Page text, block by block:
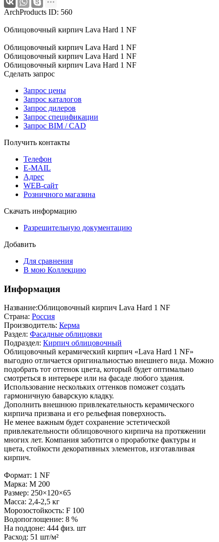
ArchProducts ID: 560
Облицовочный кирпич Lava Hard 1 NF
Облицовочный кирпич Lava Hard 1 NF
Облицовочный кирпич Lava Hard 1 NF
Облицовочный кирпич Lava Hard 1 NF
Сделать запрос
Запрос цены
Запрос каталогов
Запрос дилеров
Запрос спецификации
Запрос BIM / CAD
Получить контакты
Телефон
E-MAIL
Адрес
WEB-сайт
Розничного магазина
Скачать информацию
Разрешительную документацию
Добавить
Для сравнения
В мою Коллекцию
Информация
Название:Облицовочный кирпич Lava Hard 1 NF
Страна: Россия
Производитель: Керма
Раздел: Фасадные облицовки
Подраздел: Кирпич облицовочный
Облицовочный керамический кирпич «Lava Hard 1 NF»
выгодно отличается оригинальностью внешнего вида. Можно
подобрать тот оттенок цвета, который будет оптимально
смотреться в интерьере или на фасаде любого здания.
Использование нескольких оттенков поможет создать
гармоничную баварскую кладку.
Дополнить внешнюю привлекательность керамического
кирпича призвана и его рельефная поверхность.
Не менее важным будет сохранение эстетической
привлекательности облицовочного кирпича на протяжении
многих лет. Компания заботится о проработке фактуры и
цвета, стойкости декоративных элементов, изготавливая
кирпич.
Формат: 1 NF
Марка: М 200
Размер: 250×120×65
Масса: 2,4-2,5 кг
Морозостойкость: F 100
Водопоглощение: 8 %
На поддоне: 444 физ. шт
Расход: 51 шт/м²